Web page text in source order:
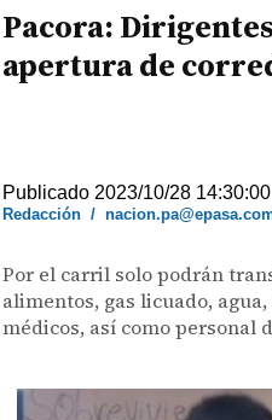
Pacora:
apertura de
Publicado 2023/10/28 14:30:00
Redacción /
Por el carril solo podrán
alimentos, gas licuado,
médicos, así como personal